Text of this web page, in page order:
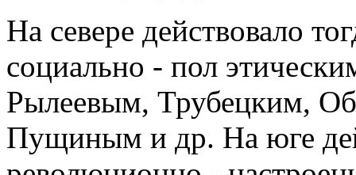
На севере действовало
социально - пол
Рылеевым, Трубецким,
Пущиным и др. На юге